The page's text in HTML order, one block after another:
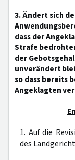
3. Ändert sich
dass der
Strafe
der
unverändert
so dass bereits
Angeklagten
1. Auf die
des